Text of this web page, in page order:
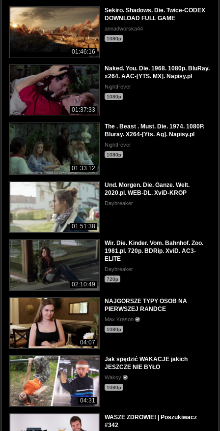
01:46:16
Sekiro. Shadows. Die. Twice-CODEX
DOWNLOAD FULL GAME
annadworska44
1080p
01:37:33
Naked. You. Die. 1968. 1080p. BluRay.
x264. AAC-[YTS. MX]. Napisy.pl
NightFever
1080p
01:33:12
The . Beast . Must. Die. 1974. 1080P.
Bluray. X264-[Yts. Ag]. Napisy.pl
NightFever
1080p
01:51:38
Und. Morgen. Die. Ganze. Welt.
2020.pl. WEB-DL. XviD-KROP
Daybreaker
02:10:49
Wir. Die. Kinder. Vom. Bahnhof. Zoo.
1981.pl. 720p. BDRip. XviD. AC3-
ELiTE
Daybreaker
720p
04:07
NAJGORSZE TYPY OSOB NA
PIERWSZEJ RANDCE
Max Krason
1080p
04:31
Jak spędzić WAKACJE jakich
JESZCZE NIE BYŁO
Waksy
1080p
WASZE ZDROWIE! | Poszukiwacz
#342